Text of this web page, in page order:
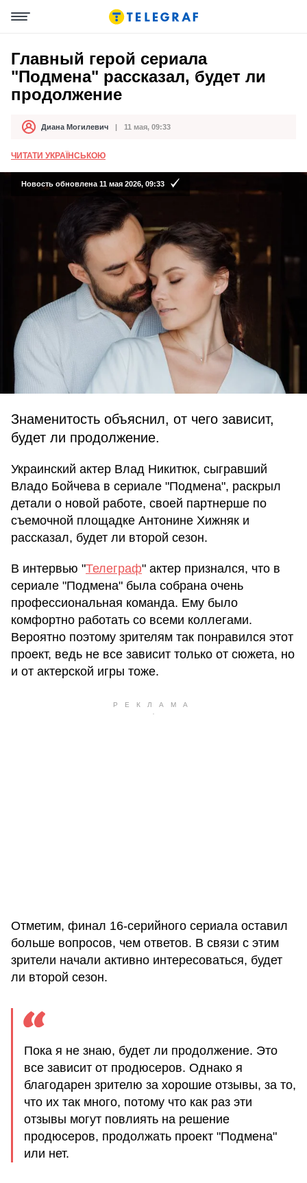
Главный герой сериала
"Подмена" рассказал, будет ли
продолжение
АвторДиана Могилевич
Дата публикации 11 мая, 09:33
ЧИТАТИ УКРАЇНСЬКОЮ
Новость обновлена 11 мая 2026, 09:33
Знаменитость объяснил, от чего зависит,
будет ли продолжение.
Украинский актер Влад Никитюк, сыгравший
Владо Бойчева в сериале "Подмена", раскрыл
детали о новой работе, своей партнерше по
съемочной площадке Антонине Хижняк и
рассказал, будет ли второй сезон.
В интервью "Телеграф" актер признался, что в
сериале "Подмена" была собрана очень
профессиональная команда. Ему было
комфортно работать со всеми коллегами.
Вероятно поэтому зрителям так понравился этот
проект, ведь не все зависит только от сюжета, но
и от актерской игры тоже.
Отметим, финал 16-серийного сериала оставил
больше вопросов, чем ответов. В связи с этим
зрители начали активно интересоваться, будет
ли второй сезон.
Пока я не знаю, будет ли продолжение. Это
все зависит от продюсеров. Однако я
благодарен зрителю за хорошие отзывы, за то,
что их так много, потому что как раз эти
отзывы могут повлиять на решение
продюсеров, продолжать проект "Подмена"
или нет.